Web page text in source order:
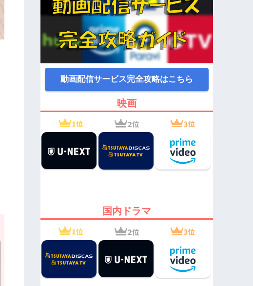
動画配信サービス完全攻略はこちら
映画
国内ドラマ